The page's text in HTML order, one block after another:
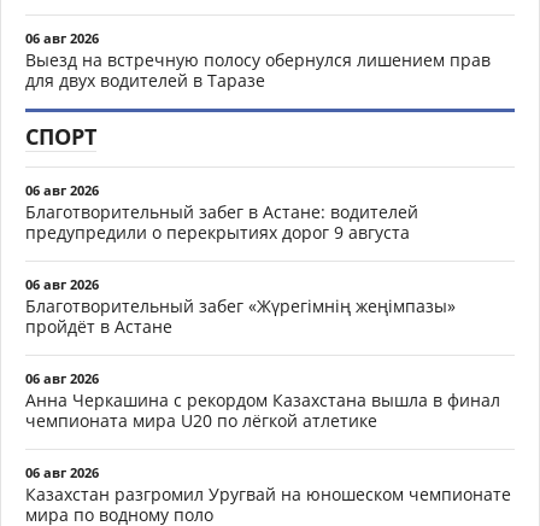
06 авг 2026
Выезд на встречную полосу обернулся лишением прав
для двух водителей в Таразе
СПОРТ
06 авг 2026
Благотворительный забег в Астане: водителей
предупредили о перекрытиях дорог 9 августа
06 авг 2026
Благотворительный забег «Жүрегімнің жеңімпазы»
пройдёт в Астане
06 авг 2026
Анна Черкашина с рекордом Казахстана вышла в финал
чемпионата мира U20 по лёгкой атлетике
06 авг 2026
Казахстан разгромил Уругвай на юношеском чемпионате
мира по водному поло